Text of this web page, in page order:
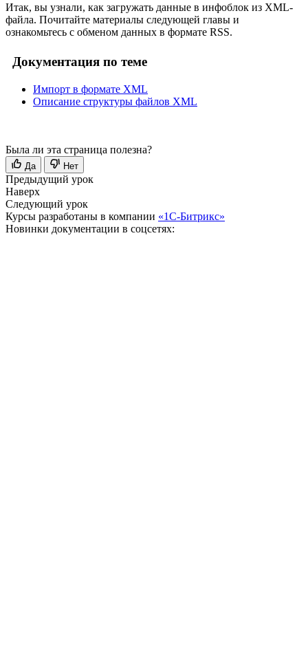
Итак, вы узнали, как загружать данные в инфоблок из XML-
файла. Почитайте материалы следующей главы и
ознакомьтесь с обменом данных в формате RSS.
Документация по теме
Импорт в формате XML
Описание структуры файлов XML
Была ли эта страница полезна?
Да Нет
Предыдущий урок
Наверх
Следующий урок
Курсы разработаны в компании «1С-Битрикс»
Новинки документации в соцсетях: